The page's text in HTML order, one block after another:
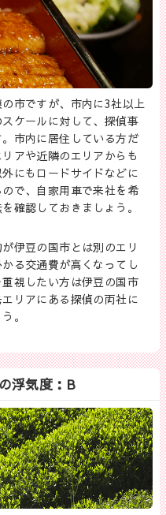
市ですが、市内に3社以上
ケールに対して、探偵事
市内に居住している方だ
アや近隣のエリアからも
にもロードサイドなどに
で、自家用車で来社を希
確認しておきましょう。
伊豆の国市とは別のエリ
る交通費が高くなってし
視したい方は伊豆の国市
リアにある探偵の両社に
。
浮気度：B